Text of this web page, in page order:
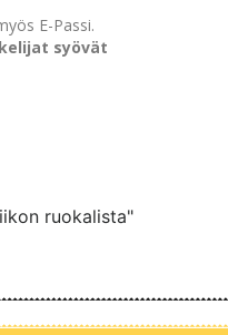
E-Passi.
syövät
ruokalista"